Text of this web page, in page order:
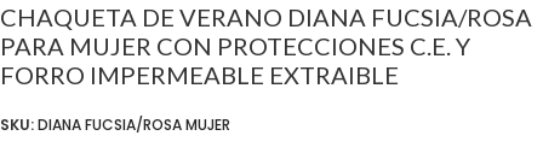
CHAQUETA DE VERANO DIANA FUCSIA/ROSA
PARA MUJER CON PROTECCIONES C.E. Y
FORRO IMPERMEABLE EXTRAIBLE
SKU:DIANA FUCSIA/ROSA MUJER